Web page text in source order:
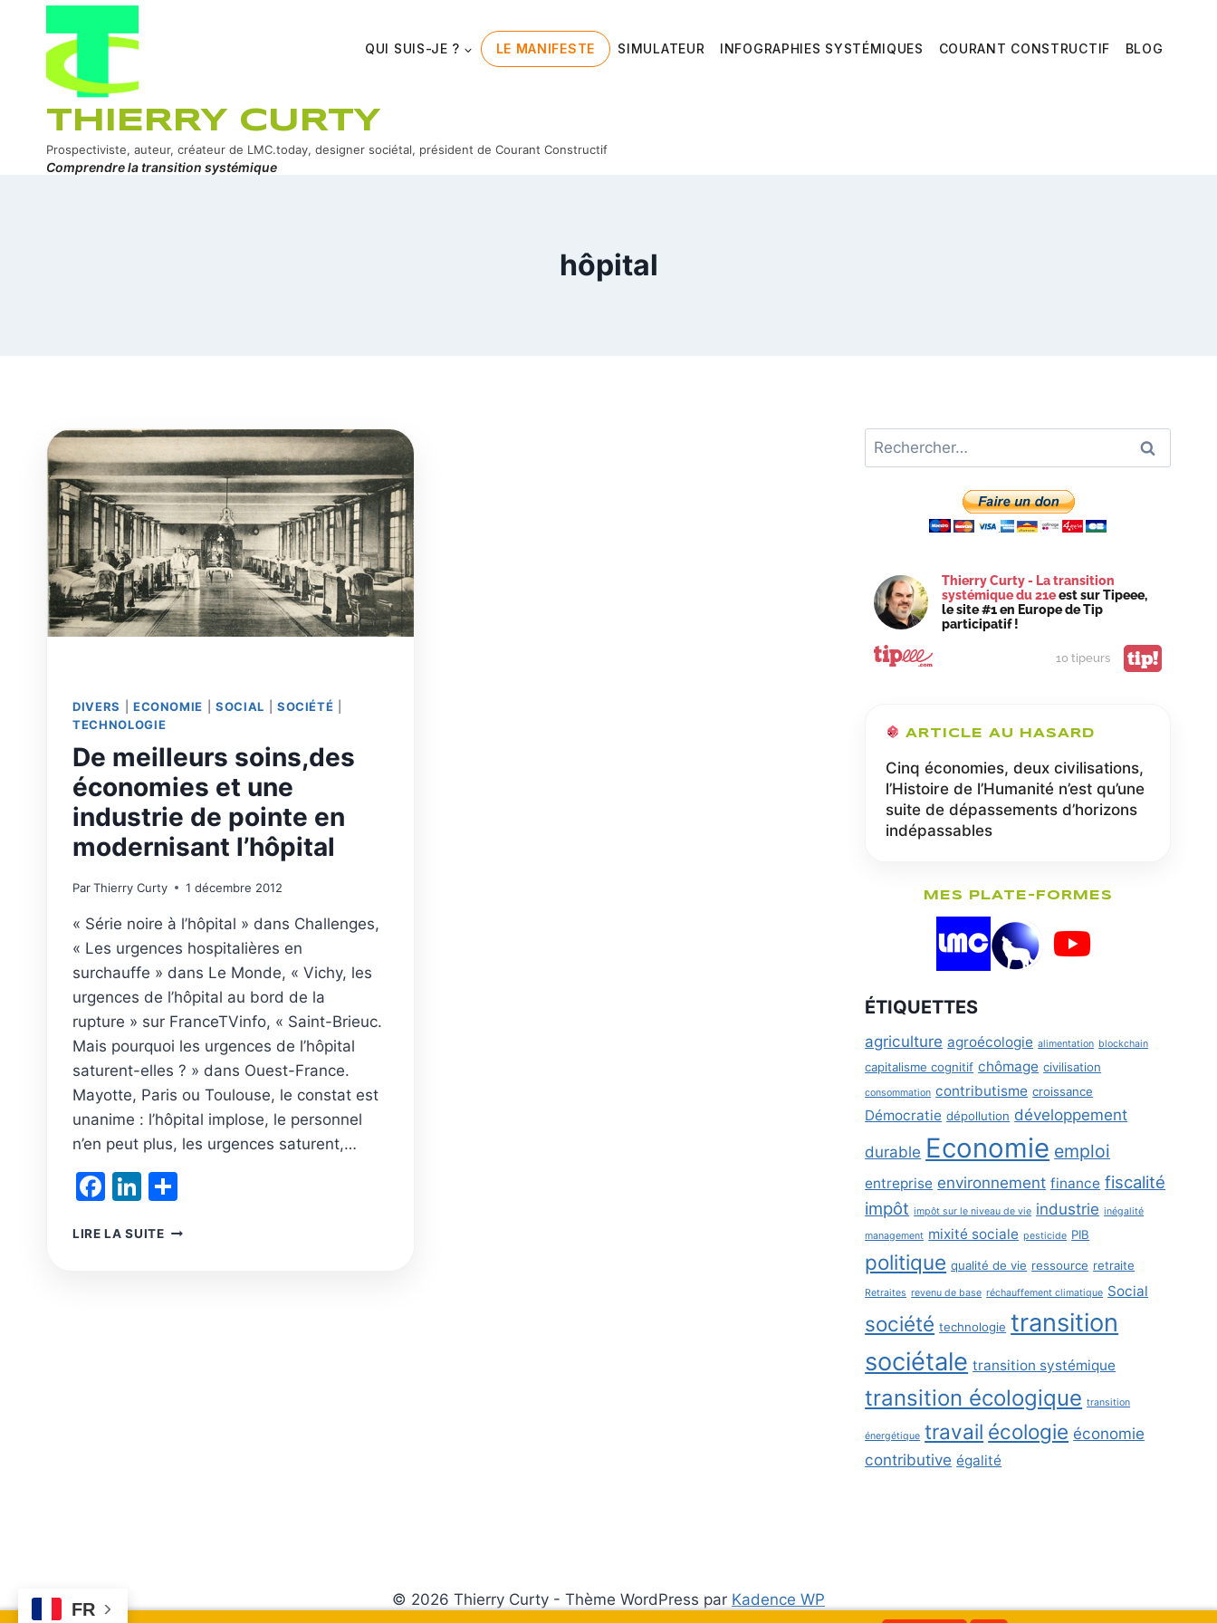
QUI SUIS-JE ? LE MANIFESTE SIMULATEUR INFOGRAPHIES SYSTÉMIQUES COURANT CONSTRUCTIF BLOG
THIERRY CURTY
Prospectiviste, auteur, créateur de LMC.today, designer sociétal, président de Courant Constructif
Comprendre la transition systémique
hôpital
DIVERS ECONOMIE |SOCIAL SOCIÉTÉ
TECHNOLOGIE
De meilleurs soins,des
économies et une
industrie de pointe en
modernisant l’hôpital
ParThierry Curty 1 décembre 2012
« Série noire à l’hôpital » dans Challenges,
« Les urgences hospitalières en
surchauffe » dans Le Monde, « Vichy, les
urgences de l’hôpital au bord de la
rupture » sur FranceTVinfo, « Saint-Brieuc.
Mais pourquoi les urgences de l’hôpital
saturent-elles ? » dans Ouest-France.
Mayotte, Paris ou Toulouse, le constat est
unanime : l’hôpital implose, le personnel
n’en peut plus, les urgences saturent,…
Facebook
LinkedIn
LIRE LA SUITEDE
Rechercher :
Thierry Curty - La transition
systémique du 21eest sur Tipeee,
le site #1 en Europe de Tip
participatif !
10 tipeurs tip!
ARTICLE AU HASARD
Cinq économies, deux civilisations,
l’Histoire de l’Humanité n’est qu’une
suite de dépassements d’horizons
indépassables
MES PLATE-FORMES
ÉTIQUETTES
agriculture agroécologie alimentation blockchain
capitalisme cognitif chômage civilisation
consommation contributisme croissance
Démocratie dépollution développement
durable Economie emploi
entreprise environnement finance fiscalité
impôt impôt sur le niveau de vie industrie inégalité
management mixité sociale pesticide PIB
politique qualité de vie ressource retraite
Retraites revenu de base réchauffement climatique Social
société technologie transition
sociétale transition systémique
transition écologique transition
énergétique travail écologie économie
contributive égalité
© 2026 Thierry Curty - Thème WordPress par Kadence WP
FR